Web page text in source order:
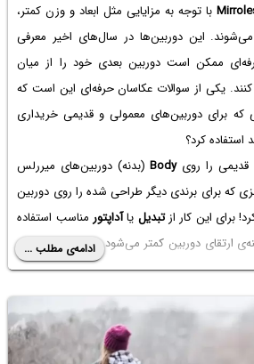
با توجه به مزایایی مثل ابعاد و وزن کمتر،
این دوربین‌ها در سال‌های اخیر معرفی
ممکن است دوربین بعدی خود را از میان
یکی از سوالات عکاسان حرفه‌ای این است که
که برای دوربین‌های معمولی و قدیمی خریداری
کرد؟
قدیمی را رویBody(بدنه) دوربین‌های میررلس
که برای برندی دیگر طراحی شده را روی دوربین
برای این کار ازتبدیل یاآداپتور مناسب استفاده
ارتقای دوربین کمتر می‌شود و لازم نیست برای
اضافی انجام شود.
از لنز‌های قدیمی با برند متفاوت رویدوربین‌های
با سیاره‌ی آی‌تی همراه شوید.
ادامه‌ی مطلب ...